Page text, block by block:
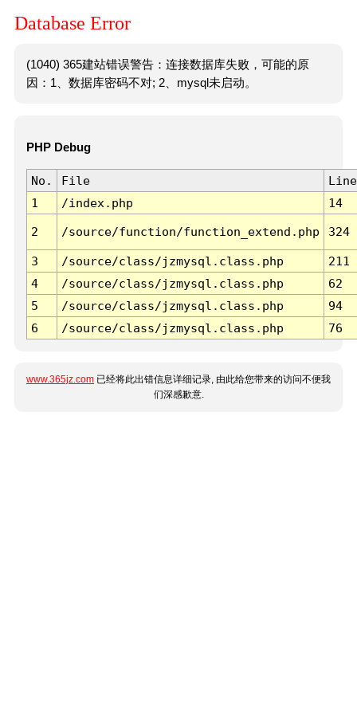
Database Error
(1040) 365建站错误警告：连接数据库失败，可能的原
因：1、数据库密码不对; 2、mysql未启动。
PHP Debug
No. File
Line
1
/index.php 14
2 /source/function/function_extend.php 324
3 /source/class/jzmysql.class.php
211
4
/source/class/jzmysql.class.php
62
5
/source/class/jzmysql.class.php
94
6
/source/class/jzmysql.class.php 76
www.365jz.com 已经将此出错信息详细记录, 由此给您带来的访问不便我
们深感歉意.